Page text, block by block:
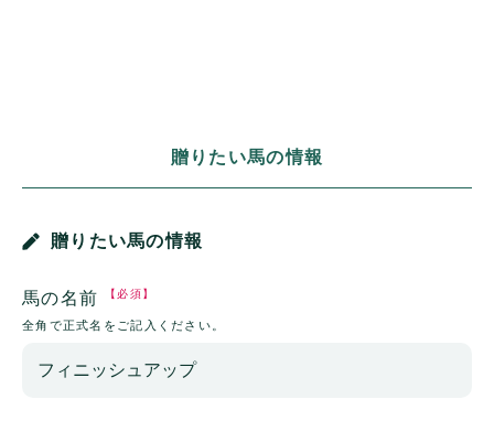
贈りたい馬の情報
贈りたい馬の情報
馬の名前 【必須】
全角で正式名をご記入ください。